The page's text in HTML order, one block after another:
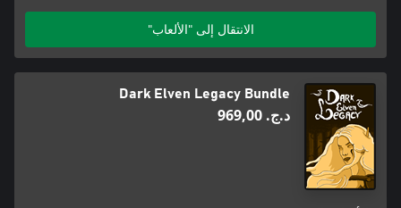
الانتقال إلى "الألعاب"
Dark Elven Legacy Bundle
د.ج.‏ 969,00